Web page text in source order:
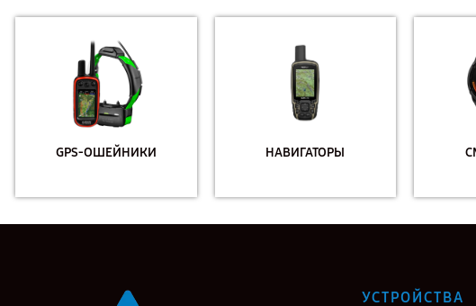
GPS-ОШЕЙНИКИ НАВИГАТОРЫ
УСТРОЙСТВА